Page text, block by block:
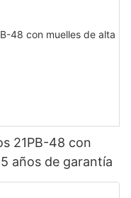
21PB-48 con
años de garantía